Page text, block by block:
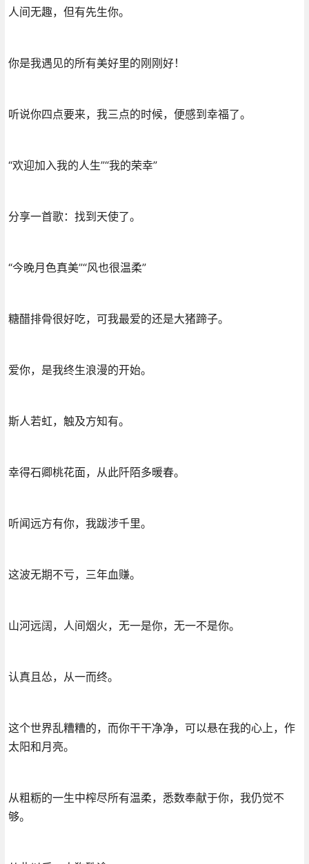
人间无趣，但有先生你。
你是我遇见的所有美好里的刚刚好！
听说你四点要来，我三点的时候，便感到幸福了。
“欢迎加入我的人生”“我的荣幸”
分享一首歌：找到天使了。
“今晚月色真美”“风也很温柔”
糖醋排骨很好吃，可我最爱的还是大猪蹄子。
爱你，是我终生浪漫的开始。
斯人若虹，触及方知有。
幸得石卿桃花面，从此阡陌多暖春。
听闻远方有你，我跋涉千里。
这波无期不亏，三年血赚。
山河远阔，人间烟火，无一是你，无一不是你。
认真且怂，从一而终。
这个世界乱糟糟的，而你干干净净，可以悬在我的心上，作
太阳和月亮。
从粗粝的一生中榨尽所有温柔，悉数奉献于你，我仍觉不
够。